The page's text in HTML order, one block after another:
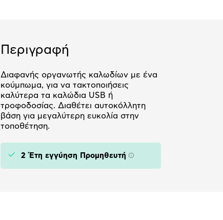
Περιγραφή
Διαφανής οργανωτής καλωδίων με ένα
κούμπωμα, για να τακτοποιήσεις
καλύτερα τα καλώδια USB ή
τροφοδοσίας. Διαθέτει αυτοκόλλητη
βάση για μεγαλύτερη ευκολία στην
τοποθέτηση.
2 Έτη εγγύηση Προμηθευτή Πληροφορίες